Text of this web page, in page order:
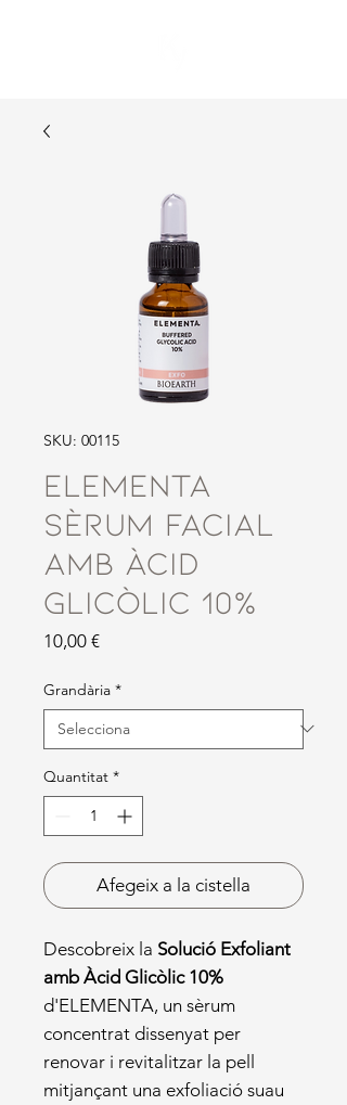
SKU: 00115
ELEMENTA
Sèrum Facial
amb Àcid
Glicòlic 10%
10,00 €Price
Grandària *
Quantitat *
Afegeix a la cistella
Descobreix la Solució Exfoliant
amb Àcid Glicòlic 10%
d'ELEMENTA, un sèrum
concentrat dissenyat per
renovar i revitalitzar la pell
mitjançant una exfoliació suau